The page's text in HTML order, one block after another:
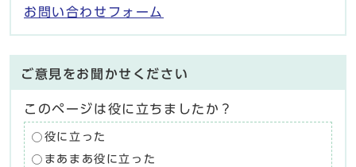
お問い合わせフォーム
ご意見をお聞かせください
このページは役に立ちましたか？
役に立った
まあまあ役に立った